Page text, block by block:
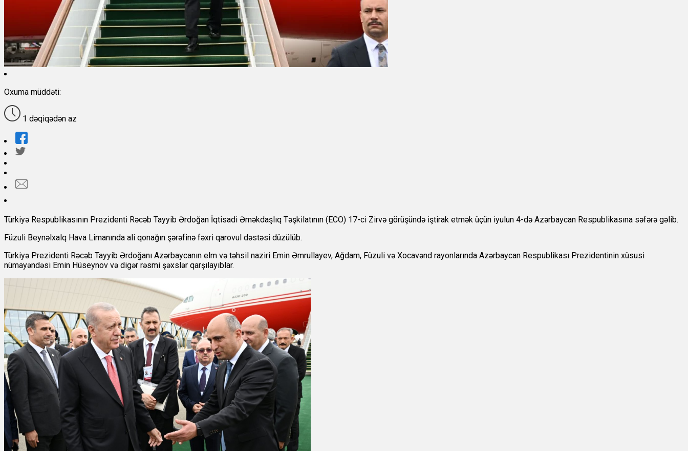
Oxuma müddəti:
1 dəqiqədən az
Türkiyə Respublikasının Prezidenti Rəcəb Tayyib Ərdoğan İqtisadi Əməkdaşlıq Təşkilatının (ECO) 17-ci Zirvə görüşündə iştirak etmək üçün iyulun 4-də Azərbaycan Respublikasına səfərə gəlib.
Füzuli Beynəlxalq Hava Limanında ali qonağın şərəfinə fəxri qarovul dəstəsi düzülüb.
Türkiyə Prezidenti Rəcəb Tayyib Ərdoğanı Azərbaycanın elm və təhsil naziri Emin Əmrullayev, Ağdam, Füzuli və Xocavənd rayonlarında Azərbaycan Respublikası Prezidentinin xüsusi
nümayəndəsi Emin Hüseynov və digər rəsmi şəxslər qarşılayıblar.